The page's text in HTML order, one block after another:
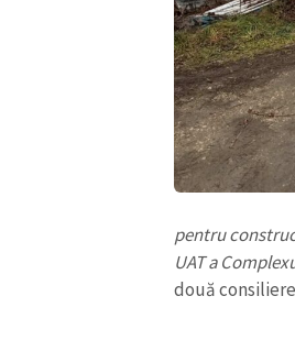
pentru
UAT a
două